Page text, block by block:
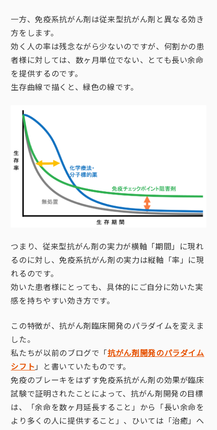
一方、免疫系抗がん剤は従来型抗がん剤と異なる効き
方をします。
効く人の率は残念ながら少ないのですが、何割かの患
者様に対しては、数ヶ月単位でない、とても長い余命
を提供するのです。
生存曲線で描くと、緑色の線です。
つまり、従来型抗がん剤の実力が横軸「期間」に現れ
るのに対し、免疫系抗がん剤の実力は縦軸「率」に現
れるのです。
効いた患者様にとっても、具体的にご自分に効いた実
感を持ちやすい効き方です。
この特徴が、抗がん剤臨床開発のパラダイムを変えま
した。
私たちが以前のブログで「抗がん剤開発のパラダイム
シフト 」と書いていたものです。
免疫のブレーキをはずす免疫系抗がん剤の効果が臨床
試験で証明されたことによって、抗がん剤開発の目標
は、「余命を数ヶ月延長すること」から「長い余命を
より多くの人に提供すること」、ひいては「治癒」へ